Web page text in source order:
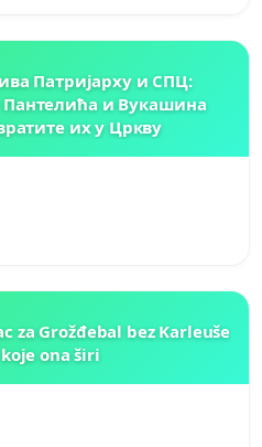
Патријарху и СПЦ:
Пантелића и Вукашина
их у Цркву
za Grožđebal bez Karleuše
ona širi